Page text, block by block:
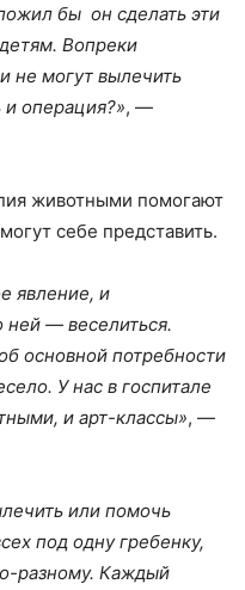
бы он сделать эти
Вопреки
не могут вылечить
операция?», —
животными помогают
себе представить.
явление, и
ней — веселиться.
основной потребности
У нас в госпитале
и арт-классы», —
или помочь
под одну гребенку,
разному. Каждый